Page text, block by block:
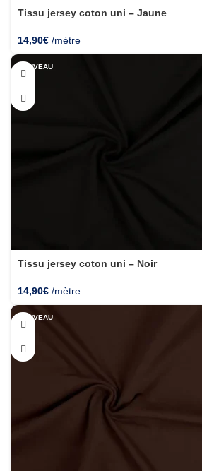
Tissu jersey coton uni – Jaune
14,90€ /mètre
NOUVEAU
Tissu jersey coton uni – Noir
14,90€ /mètre
NOUVEAU